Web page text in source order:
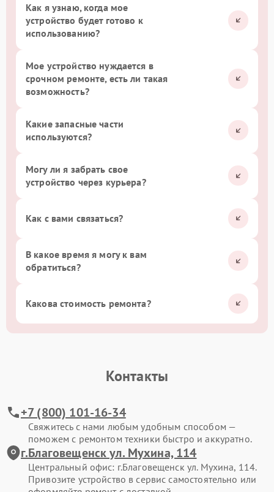
Как я узнаю, когда мое
устройство будет готово к
использованию?
Мое устройство нуждается в
срочном ремонте, есть ли такая
возможность?
Какие запасные части
используются?
Могу ли я забрать свое
устройство через курьера?
Как с вами связаться?
В какое время я могу к вам
обратиться?
Какова стоимость ремонта?
Контакты
+7 (800) 101-16-34
Свяжитесь с нами любым удобным способом —
поможем с ремонтом техники быстро и аккуратно.
г.Благовещенск ул. Мухина, 114
Центральный офис: г.Благовещенск ул. Мухина, 114.
Привозите устройство в сервис самостоятельно или